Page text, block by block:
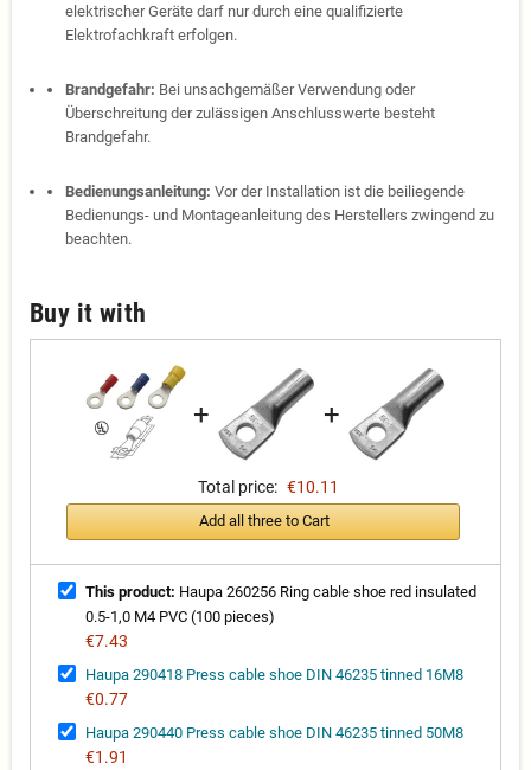
elektrischer Geräte darf nur durch eine qualifizierte
Elektrofachkraft erfolgen.
Brandgefahr: Bei unsachgemäßer Verwendung oder
Überschreitung der zulässigen Anschlusswerte besteht
Brandgefahr.
Bedienungsanleitung: Vor der Installation ist die beiliegende
Bedienungs- und Montageanleitung des Herstellers zwingend zu
beachten.
Buy it with
+ +
Total price: €10.11
Add all three to Cart
This product: Haupa 260256 Ring cable shoe red insulated
0.5-1,0 M4 PVC (100 pieces)
€7.43
Haupa 290418 Press cable shoe DIN 46235 tinned 16M8
€0.77
Haupa 290440 Press cable shoe DIN 46235 tinned 50M8
€1.91